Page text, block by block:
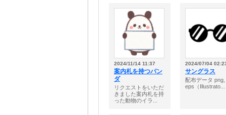
2024/11/14 11:37
案内札を持つパン
ダ
リクエストをいただ
きました案内札を持
った動物のイラ...
2024/07/04
サングラス
配布データ png,
eps（Illustrato...